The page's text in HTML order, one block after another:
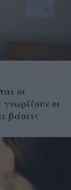
οι
οι
βάσεις